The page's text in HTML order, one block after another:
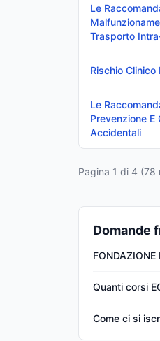
Le
Trasporto
Rischio
Le
Prevenzione E
Accidentali
Pagina 1 di 4 (78
Domande
Quanti corsi
Come ci si